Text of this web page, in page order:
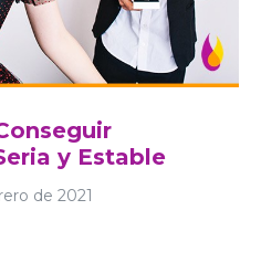
y Estable
de 2021